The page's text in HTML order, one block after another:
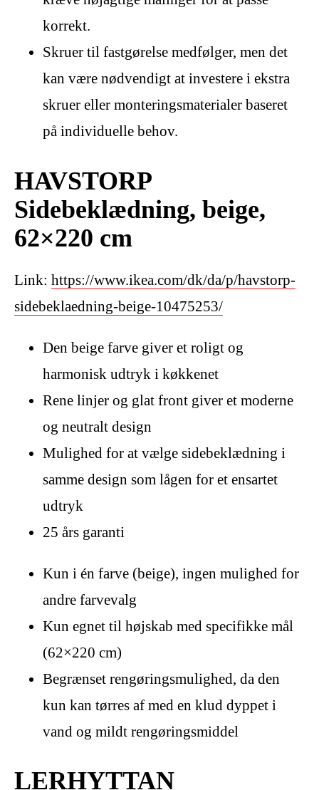
korrekt.
Skruer til fastgørelse medfølger, men det
kan være nødvendigt at investere i ekstra
skruer eller monteringsmaterialer baseret
på individuelle behov.
HAVSTORP
Sidebeklædning, beige,
62×220 cm
Link: https://www.ikea.com/dk/da/p/havstorp-
sidebeklaedning-beige-10475253/
Den beige farve giver et roligt og
harmonisk udtryk i køkkenet
Rene linjer og glat front giver et moderne
og neutralt design
Mulighed for at vælge sidebeklædning i
samme design som lågen for et ensartet
udtryk
25 års garanti
Kun i én farve (beige), ingen mulighed for
andre farvevalg
Kun egnet til højskab med specifikke mål
(62×220 cm)
Begrænset rengøringsmulighed, da den
kun kan tørres af med en klud dyppet i
vand og mildt rengøringsmiddel
LERHYTTAN